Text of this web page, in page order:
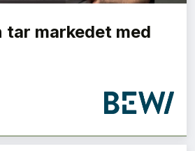
2026
tar markedet med